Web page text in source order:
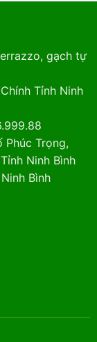
gạch tự
Tỉnh Ninh
Phúc Trọng,
Ninh Bình
Bình